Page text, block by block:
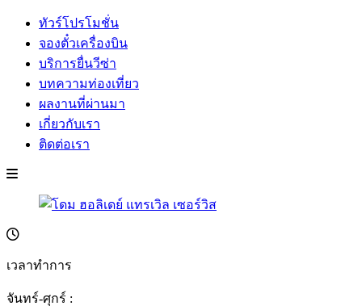
ทัวร์โปรโมชั่น
จองตั๋วเครื่องบิน
บริการยื่นวีซ่า
บทความท่องเที่ยว
ผลงานที่ผ่านมา
เกี่ยวกับเรา
ติดต่อเรา
เวลาทำการ
จันทร์-ศุกร์ :